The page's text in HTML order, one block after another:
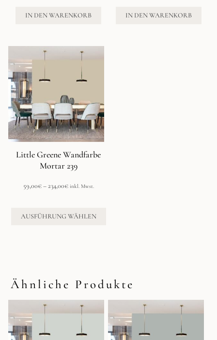
IN DEN WARENKORB IN DEN WARENKORB
Little Greene Wandfarbe
Mortar 239
59,00€–234,00€Preisspanne:
234,00€
inkl. Mwst.
AUSFÜHRUNG WÄHLEN
mehrere
auf.
Optionen
können
auf
der
gewählt
werden
Ähnliche Produkte
Produkt
mehrere
Produkt
mehrere